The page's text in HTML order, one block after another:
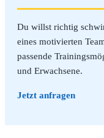
Du willst richtig
eines motivierten
passende
und Erwachsene.
Jetzt anfragen